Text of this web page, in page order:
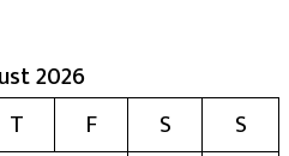
2026
T F S
S